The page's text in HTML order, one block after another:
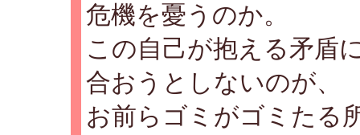
危機を憂うのか。
この自己が抱える矛盾
合おうとしないのが、
お前らゴミがゴミたる